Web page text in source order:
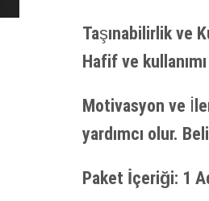
Taşınabilirlik ve
Hafif ve
Motivasyon ve
yardımcı olur.
Paket İçeriği: 1